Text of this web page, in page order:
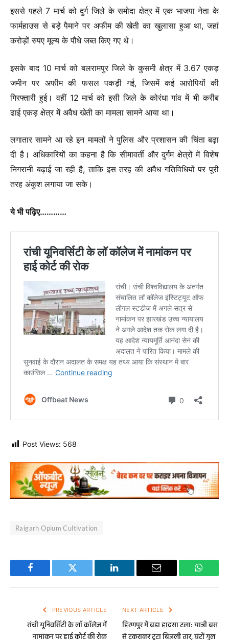
इससे पहले 7 मार्च को दुर्ग जिले के समोदा क्षेत्र में एक भाजपा नेता के
फार्महाउस से बड़े पैमाने पर अफीम की खेती का खुलासा हुआ था, जहां
करोड़ों रुपए मूल्य के पौधे जब्त किए गए थे।
इसके बाद 10 मार्च को बलरामपुर जिले के कुसमी क्षेत्र में 3.67 एकड़
जमीन पर अफीम की फसल पकड़ी गई, जिसमें कई आरोपियों की
गिरफ्तारी हुई। वहीं 12 मार्च को इसी जिले के कोरंधा गांव में भी करीब
ढाई एकड़ क्षेत्र में अवैध खेती का मामला सामने आया था।
लगातार सामने आ रहे इन मामलों ने पुलिस और प्रशासन की चिंता बढ़ा
दी है। अधिकारियों का कहना है कि सीमावर्ती और दुर्गम क्षेत्रों में विशेष
निगरानी बढ़ाई जा रही है, ताकि इस तरह की अवैध गतिविधियों पर पूरी
तरह अंकुश लगाया जा सके।
ये भी पढ़िए…………
Post Views: 568
Raigarh Opium Cultivation
Facebook Twitter LinkedIn Email
PREVIOUS ARTICLE
रांची यूनिवर्सिटी के लॉ कॉलेज में
नामांकन पर हाई कोर्ट की रोक
NEXT ARTICLE
हिरणपुर में बड़ा हादसा टला: यात्री बस
से टकराकर टूटा बिजली तार, घंटों गुल